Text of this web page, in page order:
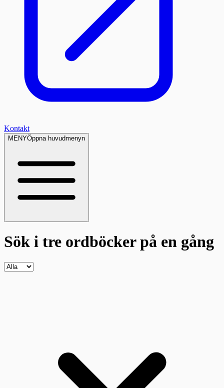
Kontakt
MENYÖppna huvudmenyn
Sök i tre ordböckerpå en gång